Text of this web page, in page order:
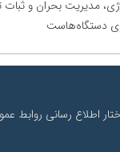
مدیریت بحران و
دستگاه‌هاست
اطلاع رسانی روابط